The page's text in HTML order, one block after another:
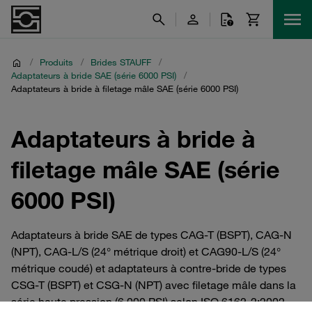
/ Produits / Brides STAUFF
/
Adaptateurs à bride SAE (série 6000 PSI)
/
Adaptateurs à bride à filetage mâle SAE (série 6000 PSI)
Adaptateurs à bride à
filetage mâle SAE (série
6000 PSI)
Adaptateurs à bride SAE de types CAG-T (BSPT), CAG-N
(NPT), CAG-L/S (24° métrique droit) et CAG90-L/S (24°
métrique coudé) et adaptateurs à contre-bride de types
CSG-T (BSPT) et CSG-N (NPT) avec filetage mâle dans la
série haute pression (6 000 PSI) selon ISO 6162-2:2002.